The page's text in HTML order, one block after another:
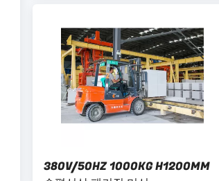
380V/50HZ 1000KG H1200MM